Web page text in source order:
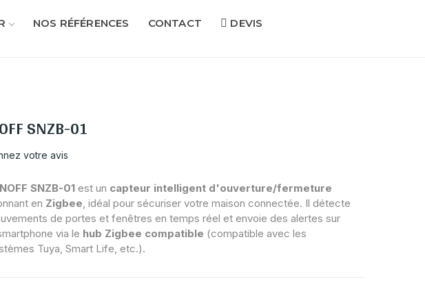
NOS RÉFÉRENCES CONTACT DEVIS
SNZB-01
votre avis
SNZB-01 est un capteur intelligent d'ouverture/fermeture
en Zigbee, idéal pour sécuriser votre maison connectée. Il détecte
de portes et fenêtres en temps réel et envoie des alertes sur
via le hub Zigbee compatible (compatible avec les
Tuya, Smart Life, etc.).